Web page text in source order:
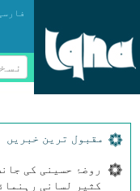
مقبول ترین خبریں
روضۂ حسینی کی
کثیر لسانی